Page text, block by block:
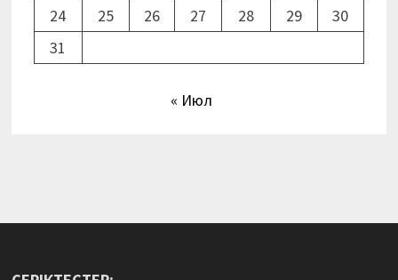
24
25 26 27 28 29
30
31
« Июл